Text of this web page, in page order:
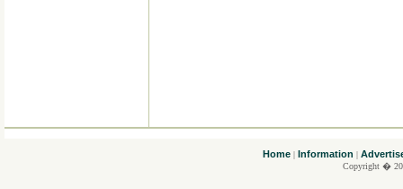
Home| Information |
Copyright �